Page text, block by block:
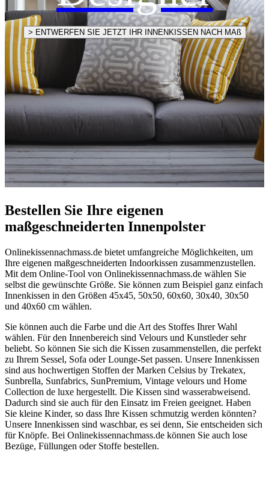
> ENTWERFEN SIE JETZT IHR INNENKISSEN NACH MAß
Bestellen Sie Ihre eigenen
maßgeschneiderten Innenpolster
Onlinekissennachmass.de bietet umfangreiche Möglichkeiten, um
Ihre eigenen maßgeschneiderten Indoorkissen zusammenzustellen.
Mit dem Online-Tool von Onlinekissennachmass.de wählen Sie
selbst die gewünschte Größe. Sie können zum Beispiel ganz einfach
Innenkissen in den Größen 45x45, 50x50, 60x60, 30x40, 30x50
und 40x60 cm wählen.
Sie können auch die Farbe und die Art des Stoffes Ihrer Wahl
wählen. Für den Innenbereich sind Velours und Kunstleder sehr
beliebt. So können Sie sich die Kissen zusammenstellen, die perfekt
zu Ihrem Sessel, Sofa oder Lounge-Set passen. Unsere Innenkissen
sind aus hochwertigen Stoffen der Marken Celsius by Trekatex,
Sunbrella, Sunfabrics, SunPremium, Vintage velours und Home
Collection de luxe hergestellt. Die Kissen sind wasserabweisend.
Dadurch sind sie auch für den Einsatz im Freien geeignet. Haben
Sie kleine Kinder, so dass Ihre Kissen schmutzig werden könnten?
Unsere Innenkissen sind waschbar, es sei denn, Sie entscheiden sich
für Knöpfe. Bei Onlinekissennachmass.de können Sie auch lose
Bezüge, Füllungen oder Stoffe bestellen.